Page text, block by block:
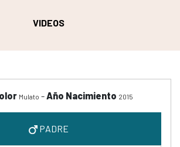
VIDEOS
Mulato -Año Nacimiento 2015
PADRE